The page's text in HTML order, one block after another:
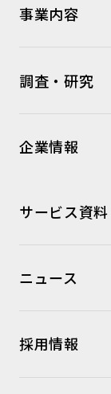
事業内容
調査・研究
企業情報
サービス資
ニュース
採用情報